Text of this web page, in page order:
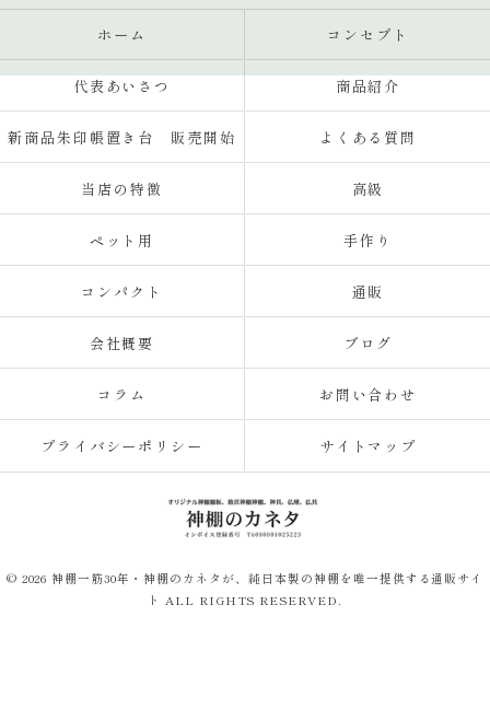
ホーム コンセプト
代表あいさつ 商品紹介
新商品朱印帳置き台 販売開始 よくある質問
当店の特徴 高級
ペット用 手作り
コンパクト 通販
会社概要 ブログ
コラム お問い合わせ
プライバシーポリシー サイトマップ
© 2026 神棚一筋30年・神棚のカネタが、純日本製の神棚を唯一提供する通販サイ
ト ALL RIGHTS RESERVED.